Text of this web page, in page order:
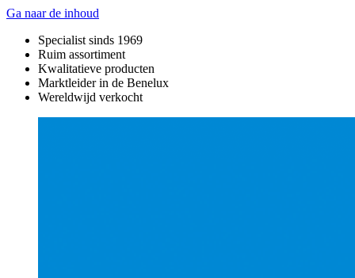
Ga naar de inhoud
Specialist sinds 1969
Ruim assortiment
Kwalitatieve producten
Marktleider in de Benelux
Wereldwijd verkocht